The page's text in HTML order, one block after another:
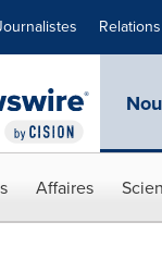
Affaires